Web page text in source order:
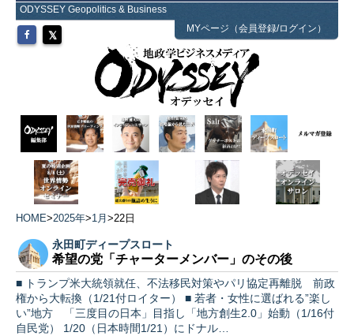
ODYSSEY Geopolitics & Business
MYページ（会員登録/ログイン）
HOME>2025年>1月 >22日
永田町ディープスロート
希望の党「チャーターメンバー」のその後
■ トランプ米大統領就任、不法移民対策やパリ協定再離脱 前政
権から大転換（1/21付ロイター） ■ 若者・女性に選ばれる”楽し
い”地方 「三度目の日本」目指し「地方創生2.0」始動（1/16付
自民党） 1/20（日本時間1/21）にドナル…